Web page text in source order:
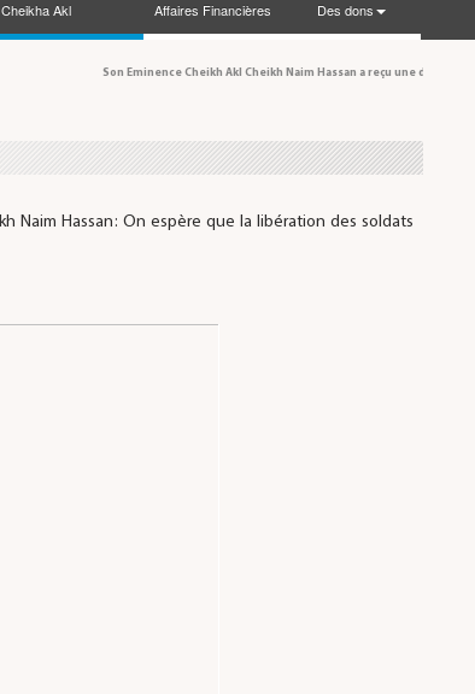
Akl Affaires Financières Des dons
Son Eminence Cheikh Akl Cheikh Naim Hassan a reçu une délégation
Naim Hassan: On espère que la libération des soldats